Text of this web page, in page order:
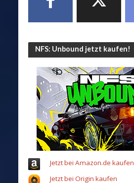
NFS: Unbound jetzt kaufen!
Jetzt bei Amazon.de kaufen
Jetzt bei Origin kaufen